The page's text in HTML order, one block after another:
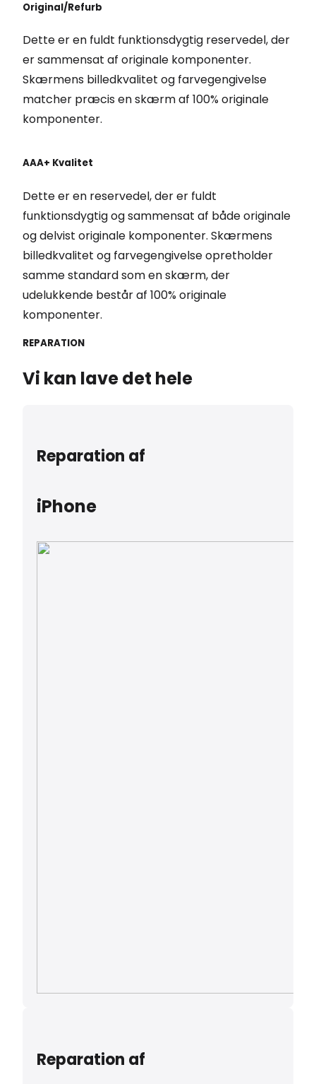
Original/Refurb
Dette er en fuldt funktionsdygtig reservedel, der
er sammensat af originale komponenter.
Skærmens billedkvalitet og farvegengivelse
matcher præcis en skærm af 100% originale
komponenter.
AAA+ Kvalitet
Dette er en reservedel, der er fuldt
funktionsdygtig og sammensat af både originale
og delvist originale komponenter. Skærmens
billedkvalitet og farvegengivelse opretholder
samme standard som en skærm, der
udelukkende består af 100% originale
komponenter.
REPARATION
Vi kan lave det hele
Reparation af
iPhone
Reparation af